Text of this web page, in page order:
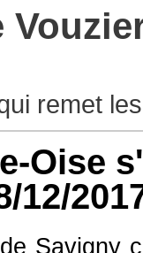
remet
Oise
12/
Savigny